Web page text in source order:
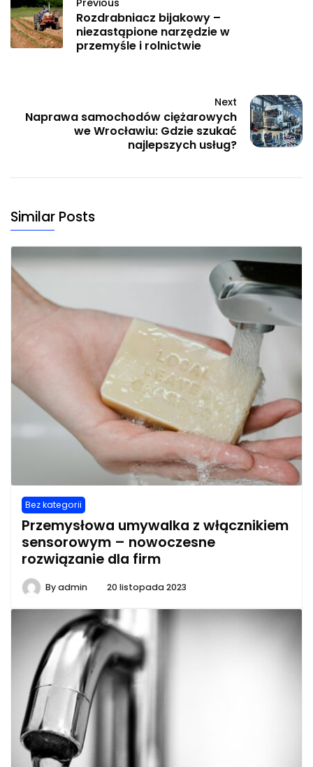
Previous
Rozdrabniacz bijakowy –
niezastąpione narzędzie w
przemyśle i rolnictwie
Next
Naprawa samochodów ciężarowych
we Wrocławiu: Gdzie szukać
najlepszych usług?
Similar Posts
Bez kategorii
Przemysłowa umywalka z włącznikiem
sensorowym – nowoczesne
rozwiązanie dla firm
Byadmin 20 listopada 2023